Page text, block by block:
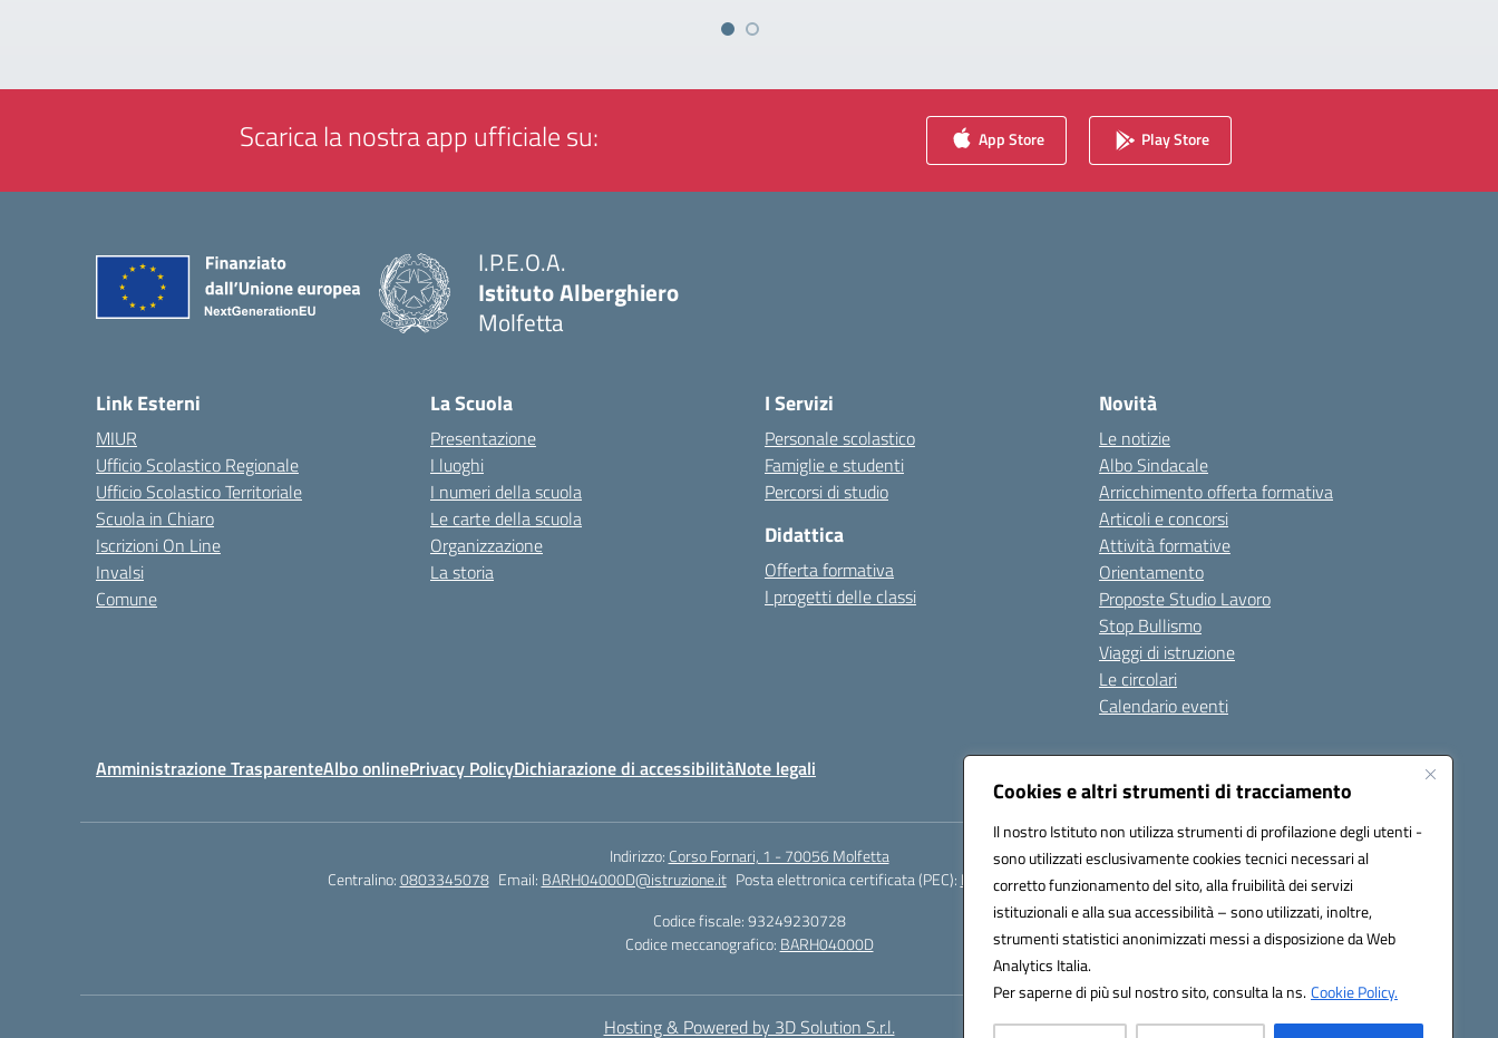
Cookies e altri strumenti di tracciamento
Il nostro Istituto non utilizza strumenti di profilazione degli utenti -
sono utilizzati esclusivamente cookies tecnici necessari al
corretto funzionamento del sito, alla fruibilità dei servizi
istituzionali e alla sua accessibilità – sono utilizzati, inoltre,
strumenti statistici anonimizzati messi a disposizione da Web
Analytics Italia.
Per saperne di più sul nostro sito, consulta la ns.Cookie Policy.
Scarica la nostra app ufficiale su: App Store Play Store
I.P.E.O.A.
Istituto Alberghiero
Molfetta
Link Esterni
MIUR
Ufficio Scolastico Regionale
Ufficio Scolastico Territoriale
Scuola in Chiaro
Iscrizioni On Line
Invalsi
Comune
La Scuola
Presentazione
I luoghi
I numeri della scuola
Le carte della scuola
Organizzazione
La storia
I Servizi
Personale scolastico
Famiglie e studenti
Percorsi di studio
Didattica
Offerta formativa
I progetti delle classi
Novità
Le notizie
Albo Sindacale
Arricchimento offerta formativa
Articoli e concorsi
Attività formative
Orientamento
Proposte Studio Lavoro
Stop Bullismo
Viaggi di istruzione
Le circolari
Calendario eventi
Amministrazione TrasparenteAlbo onlinePrivacy PolicyDichiarazione di accessibilitàNote legali Seguici su:
Indirizzo: Corso Fornari, 1 - 70056 Molfetta
Centralino:0803345078 Email: BARH04000D@istruzione.it Posta elettronica certificata (PEC): BARH04000D@pec.istruzione.it
Codice fiscale: 93249230728
Codice meccanografico: BARH04000D
Hosting & Powered by 3D Solution S.r.l.